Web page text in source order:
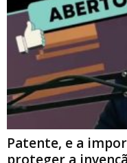
Patente, e a